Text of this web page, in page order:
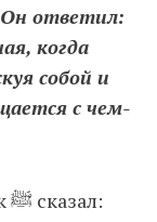
Он ответил:
когда
собой и
с чем-
Приводит ад-Дарими, что Пророк ﷺ сказал: